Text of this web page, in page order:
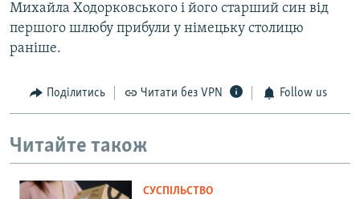
Михайла Ходорковського і його старший син від
першого шлюбу прибули у німецьку столицю
раніше.
Поділитись Читати без VPN Follow us
Читайте також
СУСПІЛЬСТВО